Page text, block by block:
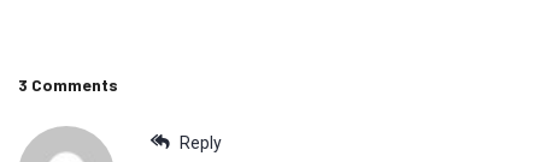
3 Comments
Reply